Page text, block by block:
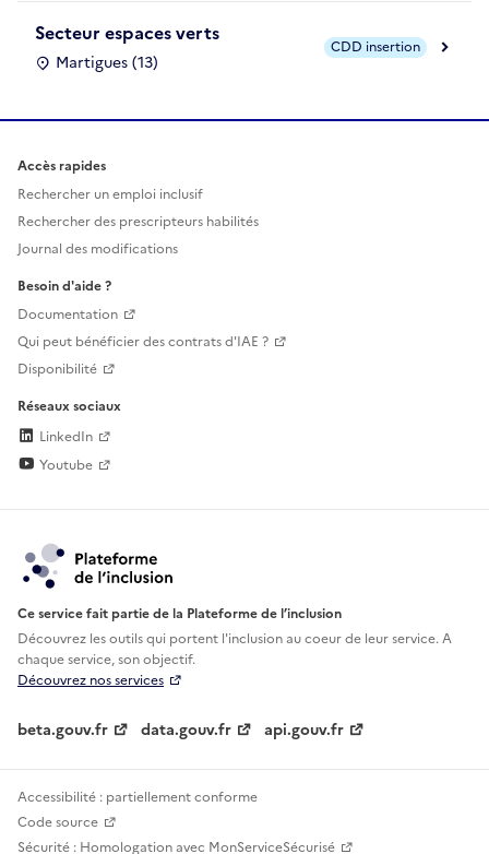
Secteur espaces verts
Martigues (13)
CDD insertion
Accès rapides
Rechercher un emploi inclusif
Rechercher des prescripteurs habilités
Journal des modifications
Besoin d'aide ?
Documentation
Qui peut bénéficier des contrats d'IAE ?
Disponibilité
Réseaux sociaux
LinkedIn
Youtube
Ce service fait partie de la Plateforme de l’inclusion
Découvrez les outils qui portent l'inclusion aucoeur de leur service. A
chaque service, son objectif.
Découvrez nos services
beta.gouv.fr data.gouv.fr api.gouv.fr
Accessibilité : partiellement conforme
Code source
Sécurité : Homologation avec MonServiceSécurisé